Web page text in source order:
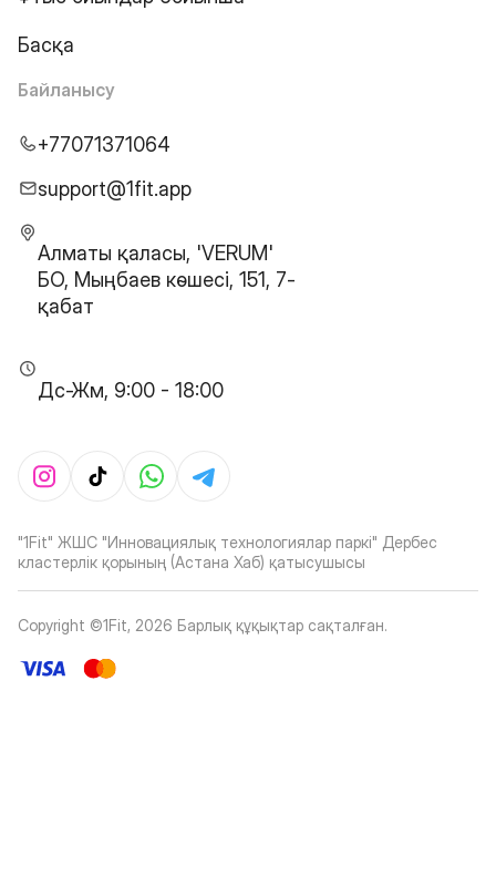
Басқа
Байланысу
+77071371064
support@1fit.app
Алматы қаласы, 'VERUM'
БО, Мыңбаев көшесі, 151, 7-
қабат
Дс-Жм, 9:00 - 18:00
"1Fit" ЖШС "Инновациялық технологиялар паркі" Дербес
кластерлік қорының (Астана Хаб) қатысушысы
Copyright ©1Fit, 2026 Барлық құқықтар сақталған.